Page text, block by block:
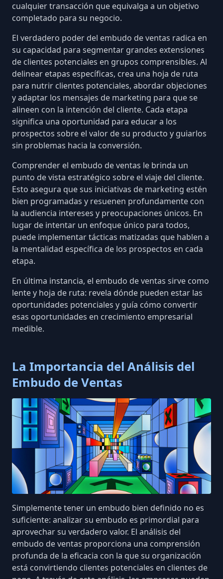
cualquier transacción que equivalga a un objetivo
completado para su negocio.
El verdadero poder del embudo de ventas radica en
su capacidad para segmentar grandes extensiones
de clientes potenciales en grupos comprensibles. Al
delinear etapas específicas, crea una hoja de ruta
para nutrir clientes potenciales, abordar objeciones
y adaptar los mensajes de marketing para que se
alineen con la intención del cliente. Cada etapa
significa una oportunidad para educar a los
prospectos sobre el valor de su producto y guiarlos
sin problemas hacia la conversión.
Comprender el embudo de ventas le brinda un
punto de vista estratégico sobre el viaje del cliente.
Esto asegura que sus iniciativas de marketing estén
bien programadas y resuenen profundamente con
la audiencia intereses y preocupaciones únicos. En
lugar de intentar un enfoque único para todos,
puede implementar tácticas matizadas que hablen a
la mentalidad específica de los prospectos en cada
etapa.
En última instancia, el embudo de ventas sirve como
lente y hoja de ruta: revela dónde pueden estar las
oportunidades potenciales y guía cómo convertir
esas oportunidades en crecimiento empresarial
medible.
La Importancia del Análisis del
Embudo de Ventas
Simplemente tener un embudo bien definido no es
suficiente: analizar su embudo es primordial para
aprovechar su verdadero valor. El análisis del
embudo de ventas proporciona una comprensión
profunda de la eficacia con la que su organización
está convirtiendo clientes potenciales en clientes de